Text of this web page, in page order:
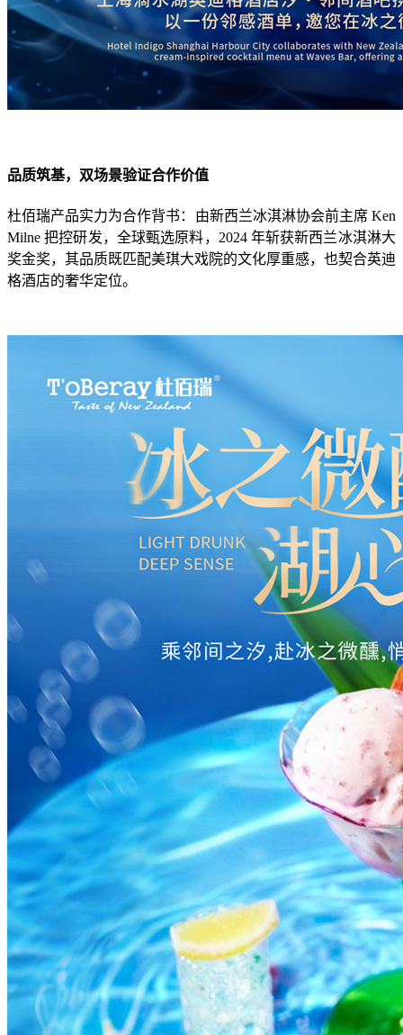
品质筑基，双场景验证合作价值
杜佰瑞产品实力为合作背书：由新西兰冰淇淋协会前主席 Ken
Milne 把控研发，全球甄选原料，2024 年斩获新西兰冰淇淋大
奖金奖，其品质既匹配美琪大戏院的文化厚重感，也契合英迪
格酒店的奢华定位。